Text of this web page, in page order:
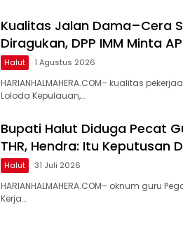
Kualitas Jalan Dama–Cera
Diragukan, DPP IMM Minta
Halut 1 Agustus 2026
HARIANHALMAHERA.COM– kualitas
Loloda Kepulauan,…
Bupati Halut Diduga Pecat
THR, Hendra: Itu Keputusan
Halut 31 Juli 2026
HARIANHALMAHERA.COM– oknum guru
Kerja…